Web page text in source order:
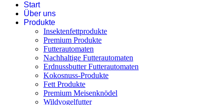
Start
Über uns
Produkte
Insektenfettprodukte
Premium Produkte
Futterautomaten
Nachhaltige Futterautomaten
Erdnussbutter Futterautomaten
Kokosnuss-Produkte
Fett Produkte
Premium Meisenknödel
Wildvogelfutter